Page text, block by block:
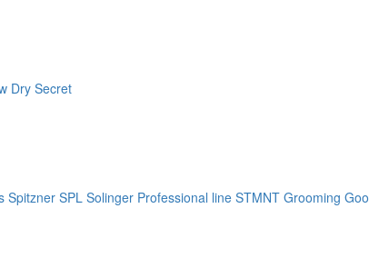
Dry Secret
Spitzner SPL Solinger Professional line STMNT Grooming